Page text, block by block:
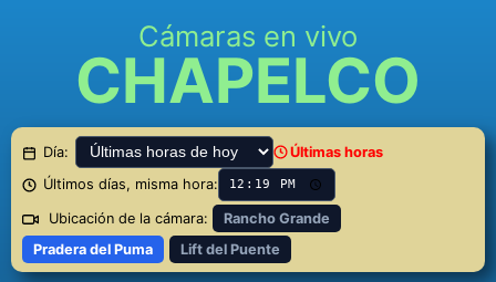
Cámaras en vivo
CHAPELCO
Día:
Últimas horas
Últimos días, misma hora:
Ubicación de la cámara:
Rancho Grande
Pradera del Puma
Lift del Puente